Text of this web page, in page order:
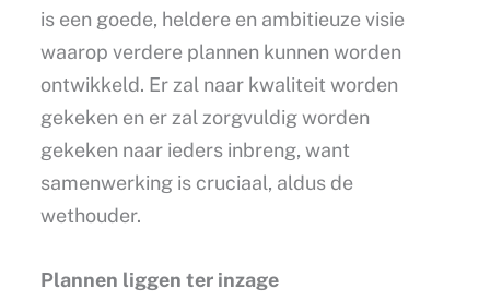
is een goede, heldere en ambitieuze visie
waarop verdere plannen kunnen worden
ontwikkeld. Er zal naar kwaliteit worden
gekeken en er zal zorgvuldig worden
gekeken naar ieders inbreng, want
samenwerking is cruciaal, aldus de
wethouder.
Plannen liggen ter inzage